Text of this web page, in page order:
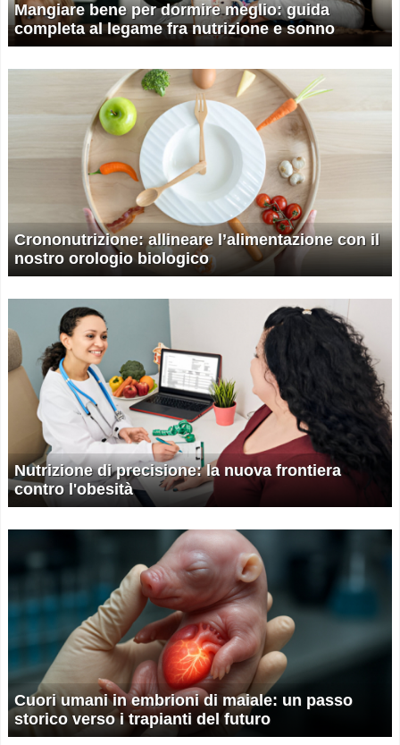
Mangiare bene per dormire meglio: guida
completa al legame fra nutrizione e sonno
Crononutrizione: allineare l’alimentazione con il
nostro orologio biologico
Nutrizione di precisione: la nuova frontiera
contro l'obesità
Cuori umani in embrioni di maiale: un passo
storico verso i trapianti del futuro